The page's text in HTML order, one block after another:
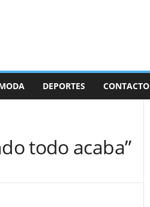
DEPORTES CONTACTO
todo acaba”